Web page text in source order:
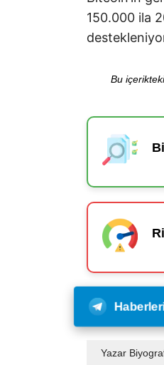
150.000 ila
Bu
Yazar